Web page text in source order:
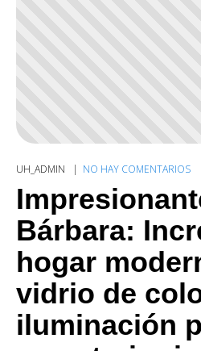
UH_ADMIN NO HAY COMENTARIOS
Bárbara:
hogar
vidrio de
iluminación